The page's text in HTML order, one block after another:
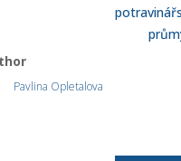
Pavlina Opletalova